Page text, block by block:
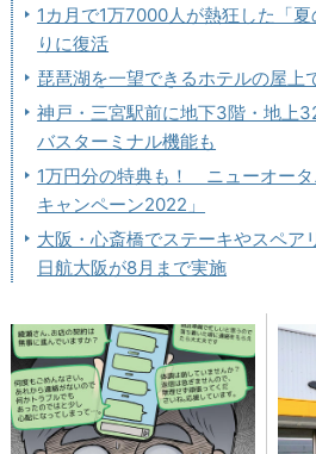
1カ月で1万7000人が熱狂した「
りに復活
琵琶湖を一望できるホテルの屋上
神戸・三宮駅前に地下3階・地上
バスターミナル機能も
1万円分の特典も！ ニューオー
キャンペーン2022」
大阪・心斎橋でステーキやスペア
日航大阪が8月まで実施